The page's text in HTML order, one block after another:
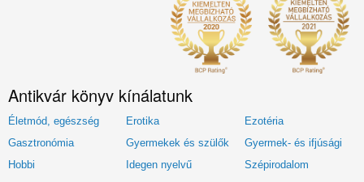
Antikvár könyv kínálatunk
Életmód, egészség Erotika
Ezotéria
Gasztronómia
Gyermekek és szülők
Gyermek- és ifjúsági
Hobbi
Idegen nyelvű
Szépirodalom